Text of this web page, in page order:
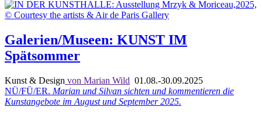
Galerien/Museen: KUNST IM
Spätsommer
Kunst & Design von Marian Wild 01.08.-30.09.2025
NÜ/FÜ/ER. Marian und Silvan sichten und kommentieren die
Kunstangebote im August und September 2025.